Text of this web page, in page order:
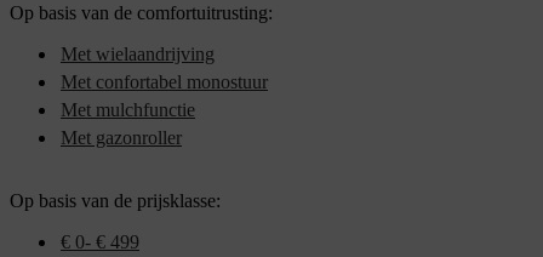
Op basis van de comfortuitrusting:
Met wielaandrijving
Met confortabel monostuur
Met mulchfunctie
Met gazonroller
Op basis van de prijsklasse:
€ 0- € 499